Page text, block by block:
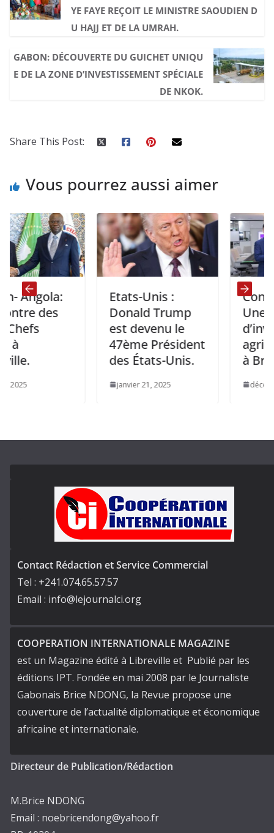
YE FAYE REÇOIT LE MINISTRE SAOUDIEN D
U HAJJ ET DE LA UMRAH.
GABON: DÉCOUVERTE DU GUICHET UNIQU
E DE LA ZONE D’INVESTISSEMENT SPÉCIALE
DE NKOK.
Share This Post:
Vous pourrez aussi aimer
Etats-Unis :
Donald Trump
est devenu le
47ème Président
des États-Unis.
janvier 21, 2025
Congo-Chine:
Une
agricoles
à Brazzaville.
décembre 18, 2024
Contact Rédaction et Service Commercial
Tel : +241.074.65.57.57
Email : info@lejournalci.org
COOPERATION INTERNATIONALE MAGAZINE
est un Magazine édité à Libreville et Publié par les
éditions IPT. Fondée en mai 2008 par le Journaliste
Gabonais Brice NDONG, la Revue propose une
couverture de l’actualité diplomatique et économique
africaine et internationale.
Directeur de Publication/Rédaction
M.Brice NDONG
Email : noebricendong@yahoo.fr